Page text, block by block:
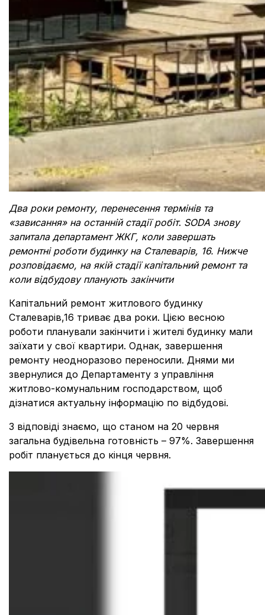
Два роки ремонту, перенесення термінів та
«зависання» на останній стадії робіт. SODA знову
запитала департамент ЖКГ, коли завершать
ремонтні роботи будинку на Сталеварів, 16. Нижче
розповідаємо, на якій стадії капітальний ремонт та
коли відбудову планують закінчити
Капітальний ремонт житлового будинку
Сталеварів,16 триває два роки. Цією весною
роботи планували закінчити і жителі будинку мали
заїхати у свої квартири. Однак, завершення
ремонту неодноразово переносили. Днями ми
звернулися до Департаменту з управління
житлово-комунальним господарством, щоб
дізнатися актуальну інформацію по відбудові.
З відповіді знаємо, що станом на 20 червня
загальна будівельна готовність – 97%. Завершення
робіт планується до кінця червня.